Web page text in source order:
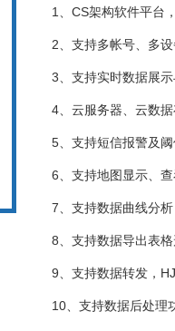
1、CS架构软件平台
2、支持多帐号、多
3、支持实时数据展
4、云服务器、云数
5、支持短信报警及
6、支持地图显示、
7、支持数据曲线分析
8、支持数据导出表
9、支持数据转发，
10、支持数据后处理